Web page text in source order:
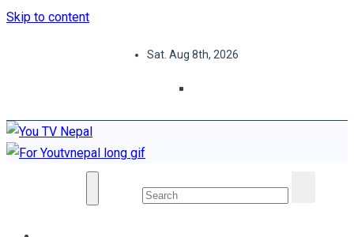
Skip to content
Sat. Aug 8th, 2026